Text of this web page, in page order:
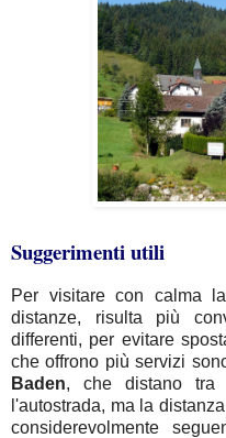
Suggerimenti utili
Per visitare con calma la
distanze, risulta più
differenti, per evitare
che offrono più servizi
Baden, che distano tra
l'autostrada, ma la
considerevolmente